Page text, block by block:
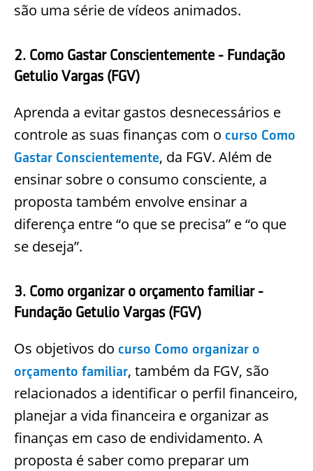
são uma série de vídeos animados.
2. Como Gastar Conscientemente - Fundação
Getulio Vargas (FGV)
Aprenda a evitar gastos desnecessários e
controle as suas finanças com o curso Como
Gastar Conscientemente, da FGV. Além de
ensinar sobre o consumo consciente, a
proposta também envolve ensinar a
diferença entre “o que se precisa” e “o que
se deseja”.
3. Como organizar o orçamento familiar -
Fundação Getulio Vargas (FGV)
Os objetivos do curso Como organizar o
orçamento familiar, também da FGV, são
relacionados a identificar o perfil financeiro,
planejar a vida financeira e organizar as
finanças em caso de endividamento. A
proposta é saber como preparar um